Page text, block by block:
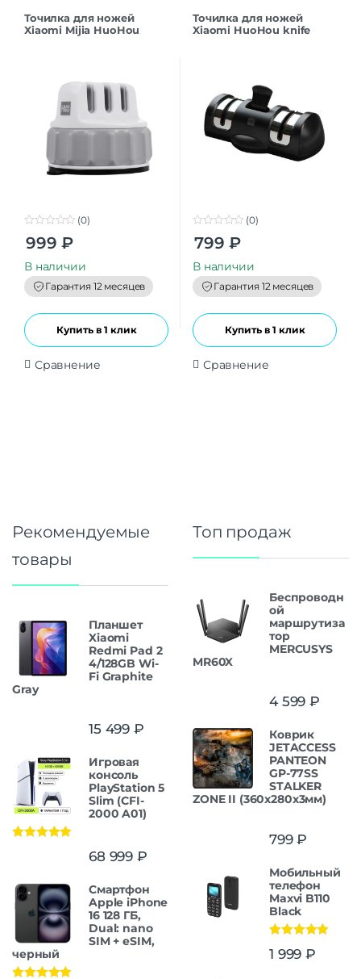
Точилка для ножей
Xiaomi Mijia HuoHou
o
t
o
f
5
(0)
999 ₽
В наличии
Гарантия 12 месяцев
Купить в 1 клик
Сравнение
Точилка для ножей
Xiaomi HuoHou knife
o
t
o
f
5
(0)
799 ₽
В наличии
Гарантия 12 месяцев
Купить в 1 клик
Сравнение
Рекомендуемые
товары
Планшет
Xiaomi
Redmi Pad 2
4/128GB Wi-
Fi Graphite
Gray
15 499 ₽
Игровая
консоль
PlayStation 5
Slim (CFI-
2000 A01)
68 999 ₽
Смартфон
Apple iPhone
16 128 ГБ,
Dual: nano
SIM + eSIM,
черный
Топ продаж
Беспроводн
ой
маршрутиза
тор
MERCUSYS
MR60X
4 599 ₽
Коврик
JETACCESS
PANTEON
GP-77SS
STALKER
ZONE II (360x280x3мм)
799₽
Мобильный
телефон
Maxvi B110
Black
из 5
1 999 ₽